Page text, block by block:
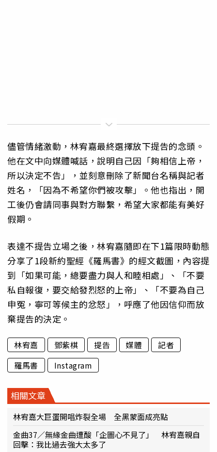
儘管情緒激動，林宥嘉最終選擇放下提告的念頭。
他在文中向媒體喊話，說明自己因「夠相信上帝，
所以決定不告」，並刻意刪除了新聞台名稱與記者
姓名，「因為不希望你們被攻擊」。他也指出，開
工後仍會請同事與對方聯繫，希望大家都能有美好
假期。
表達不提告立場之後，林宥嘉隨即在下1篇限時動態
分享了1段新約聖經《羅馬書》的經文截圖，內容提
到「如果可能，總要盡力與人和睦相處」、「不要
私自報復，要交給發烈怒的上帝」、「不要為自己
申冤，寧可等候主的忿怒」，呼應了他因信仰而放
棄提告的決定。
林宥嘉 鄧紫棋 提告 媒體
記者
羅馬書
Instagram
相關文章
林宥嘉大巨蛋開唱炸裂全場 全黑蒙面成亮點
金曲37／無緣金曲遭酸「企圖心不見了」 林宥嘉親自
回擊：我比過去強大太多了